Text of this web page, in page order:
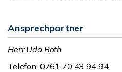
Ansprechpartner
Herr Udo Roth
Telefon: 0761 70 43 94 94